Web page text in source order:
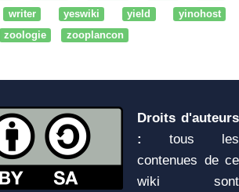
writer yeswiki yield
yinohost
zoologie zooplancon
Droits d'auteurs
:
tous les
contenues de ce
wiki sont